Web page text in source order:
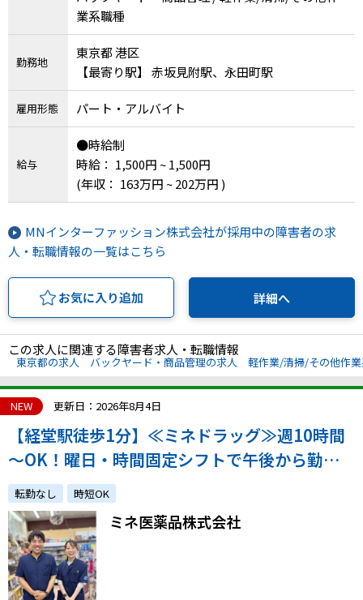
業系職種
勤務地
東京都 港区
【最寄り駅】 赤坂見附駅、永田町駅
雇用形態 パート・アルバイト
給与
●時給制
時給： 1,500円 ~ 1,500円
(年収： 163万円 ~ 202万円 )
MNインターファッション株式会社が採用中の障害者の求
人・転職情報の一覧はこちら
お気に入り追加 詳細へ
この求人に関連する障害者求人・転職情報
東京都の求人 バックヤード・商品管理の求人 軽作業/清掃/その他作
NEW 更新日：2026年8月4日
【経堂駅徒歩1分】≪ミネドラッグ≫週10時間
～OK！曜日・時間固定シフトで午後から勤務
もOK！未経験OK！体調管理・生活との両立◎
転勤なし 時短OK
ミネ医薬品株式会社